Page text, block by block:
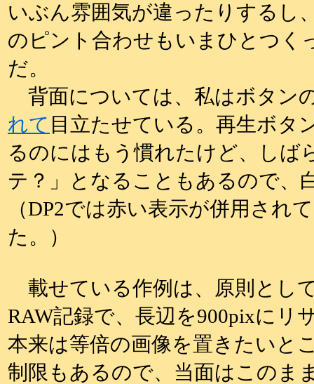
いぶん雰囲気が違ったりするし
のピント合わせもいまひとつく
だ。
背面については、私はボタン
れて 目立たせている。再生ボタ
るのにはもう慣れたけど、しば
テ？」となることもあるので、
（DP2では赤い表示が併用され
た。）
載せている作例は、原則とし
RAW記録で、長辺を900pixにリ
本来は等倍の画像を置きたいと
制限もあるので、当面はこのま